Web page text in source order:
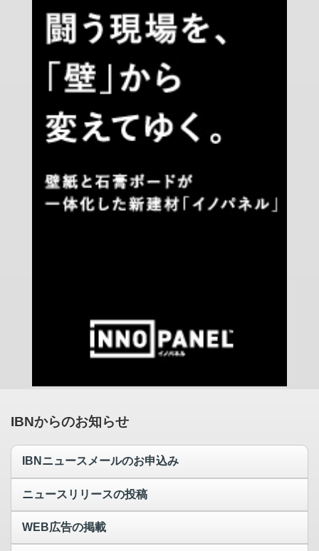
IBNからのお知らせ
IBNニュースメールのお申込み
ニュースリリースの投稿
WEB広告の掲載